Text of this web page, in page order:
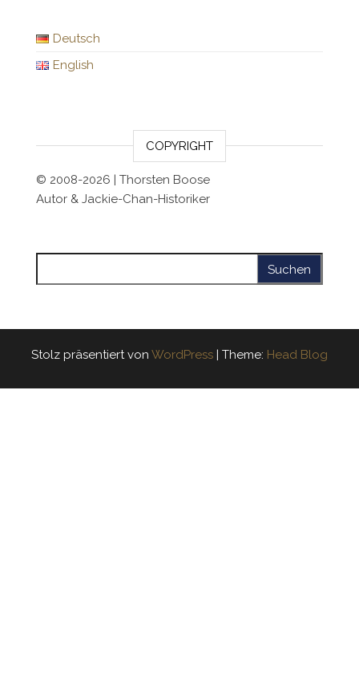
Deutsch
English
COPYRIGHT
© 2008-2026 | Thorsten Boose
Autor & Jackie-Chan-Historiker
Stolz präsentiert von WordPress | Theme: Head Blog